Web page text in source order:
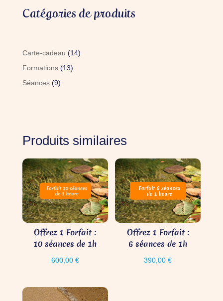
Catégories de produits
Carte-cadeau 1414
Formations 1313
Séances 99
Produits similaires
Offrez 1 Forfait :
10 séances de 1h
600,00 €
Offrez 1 Forfait :
6 séances de 1h
390,00€